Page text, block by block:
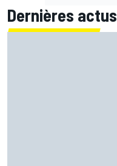
Dernières actus